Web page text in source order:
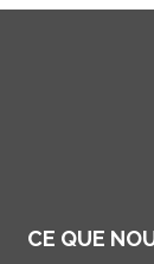
CE QUE